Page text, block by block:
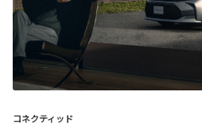
コネクティッド